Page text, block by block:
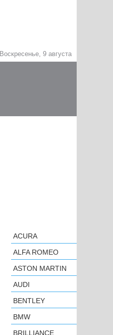
Воскресенье, 9 августа
ACURA
ALFA ROMEO
ASTON MARTIN
AUDI
BENTLEY
BMW
BRILLIANCE